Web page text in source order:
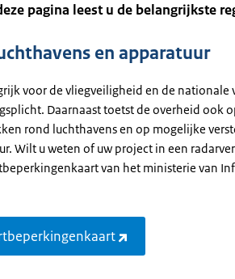
pagina leest u de belangrijkste
en apparatuur
voor de vliegveiligheid en de nationale
Daarnaast toetst de overheid ook
rond luchthavens en op mogelijke
Wilt u weten of uw project in een
van het ministerie van